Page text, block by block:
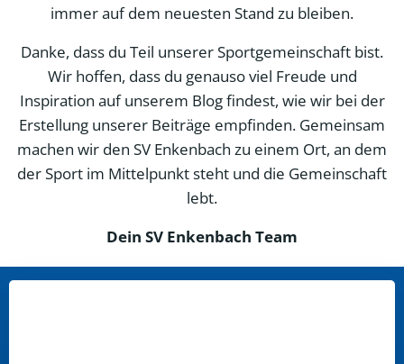
immer auf dem neuesten Stand zu bleiben.
Danke, dass du Teil unserer Sportgemeinschaft bist.
Wir hoffen, dass du genauso viel Freude und
Inspiration auf unserem Blog findest, wie wir bei der
Erstellung unserer Beiträge empfinden. Gemeinsam
machen wir den SV Enkenbach zu einem Ort, an dem
der Sport im Mittelpunkt steht und die Gemeinschaft
lebt.
Dein SV Enkenbach Team